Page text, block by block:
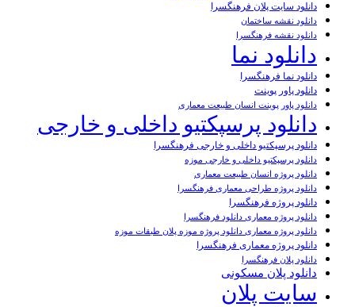
دانلود سایت پلان فرهنگسرا
دانلود نقشه ساختمان
دانلود نقشه فرهنگسرا
دانلود نما
دانلود نما فرهنگسرا
دانلود پاور پوینت
دانلود پاور پوینت انسان طبیعت معماری
دانلود پرسپکتیو داخلی و خارجی
دانلود پرسپکتیو داخلی و خارجی فرهنگسرا
دانلود پرسپکتیو داخلی و خارجی موزه
دانلود پروژه انسان طبیعت معماری
دانلود پروژه طراحی معماری فرهنگسرا
دانلود پروژه فرهنگسرا
دانلود پروژه معماری دانلود فرهنگسرا
دانلود پروژه معماری دانلود پروژه موزه پلان طبقات موزه
دانلود پروژه معماری فرهنگسرا
دانلود پلان فرهنگسرا
دانلود پلان مسکونی
سایت پلان